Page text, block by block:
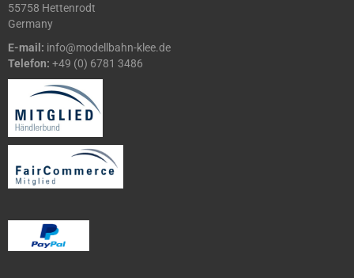
55758 Hettenrodt
Germany
E-mail: info@modellbahn-klee.de
Telefon: +49 (0) 6781 3486